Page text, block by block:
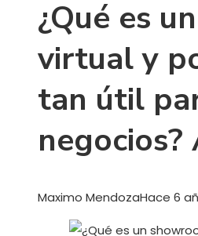
¿Qué es
virtual y
tan útil
Maximo MendozaHace 6